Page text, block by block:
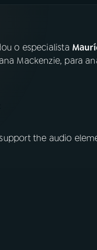
o especialista
Mackenzie, para
the audio